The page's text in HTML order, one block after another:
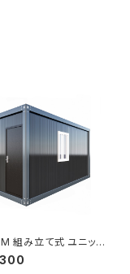
組み立て式 ユニット
ブラック 3坪 9.9㎡
ンテナ プレハブ 仮設